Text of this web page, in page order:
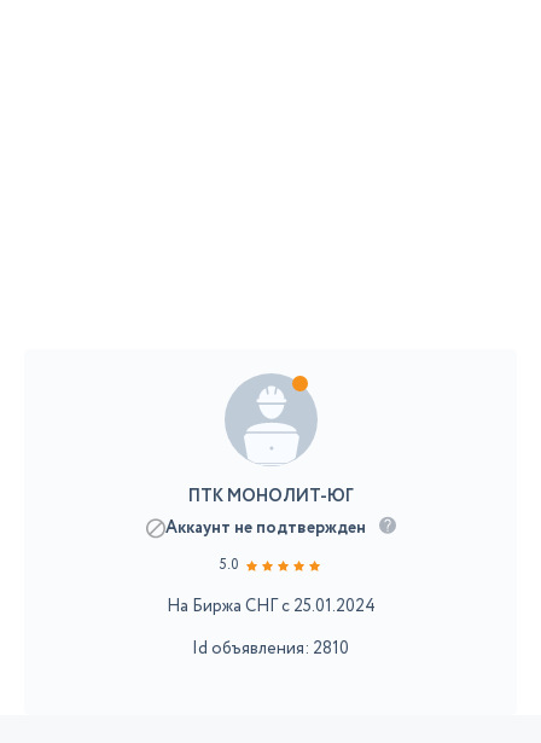
ПТК МОНОЛИТ-ЮГ
Аккаунт не подтвержден
5.0
На Биржа СНГ с 25.01.2024
Id объявления: 2810